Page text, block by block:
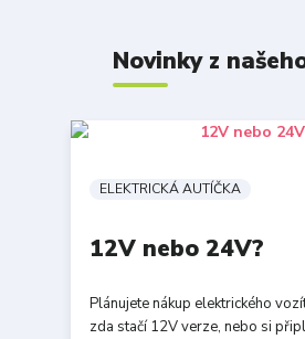
Novinky z
ELEKTRICKÁ AUTÍČKA
12V nebo 24V?
Plánujete nákup elektrického
zda stačí 12V verze, nebo si